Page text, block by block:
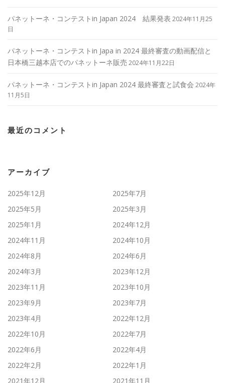
パネットーネ・コンテストin Japan 2024 結果発表 2024年11月25
日
パネットーネ・コンテストin Japa in 2024 最終審査の動画配信と
日本橋三越本店でのパネットーネ販売 2024年11月22日
パネットーネ・コンテストin Japan 2024 最終審査と試食会 2024年
11月5日
最近のコメント
アーカイブ
2025年12月
2025年7月
2025年5月
2025年3月
2025年1月
2024年12月
2024年11月
2024年10月
2024年8月
2024年6月
2024年3月
2023年12月
2023年11月
2023年10月
2023年9月
2023年7月
2023年4月
2022年12月
2022年10月
2022年7月
2022年6月
2022年4月
2022年2月
2022年1月
2021年12月
2021年11月